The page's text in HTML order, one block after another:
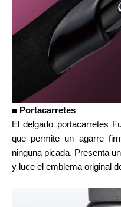
■ Portacarretes
El delgado portacarretes
que permite un agarre
ninguna picada. Presenta
y luce el emblema original